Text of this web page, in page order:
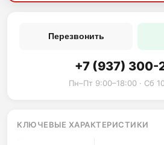
КЛЮЧЕВЫЕ ХАРАКТЕРИСТИКИ
Перезвонить
+7 (937) 300-
Пн–Пт 9:00–18:00 · Сб